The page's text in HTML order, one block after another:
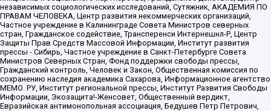
независимых социологических исследований, Сутяжник, АКАДЕМИЯ ПО
ПРАВАМ ЧЕЛОВЕКА, Центр развития некоммерческих организаций,
Частное учреждение в Калининграде Совета Министров северных
стран, Гражданское содействие, Трансперенси Интернешнл-Р, Центр
Защиты Прав Средств Массовой Информации, Институт развития
прессы - Сибирь, Частное учреждение в Санкт-Петербурге Совета
Министров Северных Стран, Фонд поддержки свободы прессы,
Гражданский контроль, Человек и Закон, Общественная комиссия по
сохранению наследия академика Сахарова, Информационное агентство
МЕМО. РУ, Институт региональной прессы, Институт Развития Свободы
Информации, Экозащита!-Женсовет, Общественный вердикт,
Евразийская антимонопольная ассоциация, Бедушев Петр Петрович,